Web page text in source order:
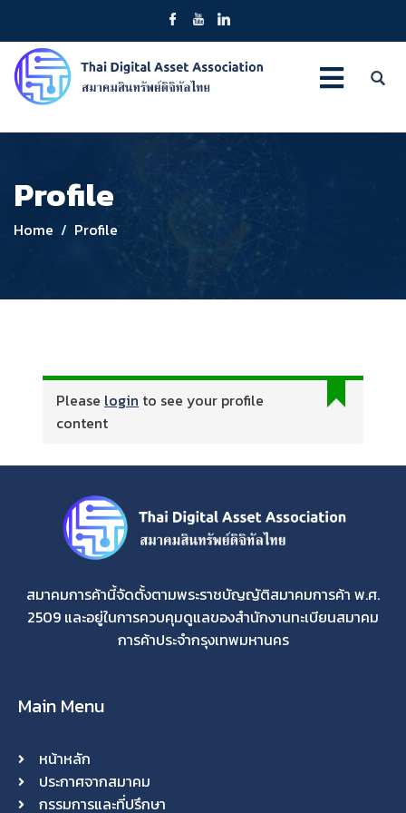
Profile
Home Profile
Please login to see your profile
content
สมาคมการค้านี้จัดตั้งตามพระราชบัญญัติสมาคมการค้า พ.ศ.
2509 และอยู่ในการควบคุมดูแลของสำนักงานทะเบียนสมาคม
การค้าประจำกรุงเทพมหานคร
Main Menu
หน้าหลัก
ประกาศจากสมาคม
กรรมการและที่ปรึกษา